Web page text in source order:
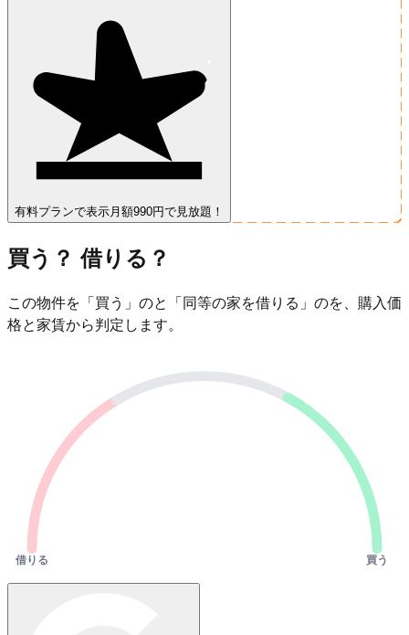
有料プランで表示 月額990円で見放題！
買う？ 借りる？
この物件を「買う」のと「同等の家を借りる」のを、購入価
格と家賃から判定します。
借りる 買う